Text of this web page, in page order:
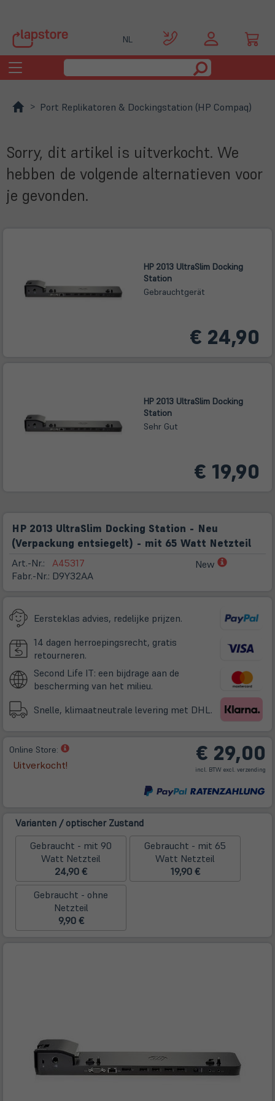
NL
Toggle
navigation
Port Replikatoren & Dockingstation (HP Compaq)
Sorry, dit artikel is uitverkocht. We
hebben de volgende alternatieven voor
je gevonden.
HP 2013 UltraSlim Docking
Station
Gebrauchtgerät
€ 24,90
HP 2013 UltraSlim Docking
Station
Sehr Gut
€ 19,90
HP 2013 UltraSlim Docking Station - Neu
(Verpackung entsiegelt) - mit 65 Watt Netzteil
Art.-Nr.:
Fabr.-Nr.:
A45317
D9Y32AA
New
(öffnet
Eersteklas advies, redelijke prijzen.
14 dagen herroepingsrecht, gratis
retourneren.
Second Life IT: een bijdrage aan de
bescherming van het milieu.
Snelle, klimaatneutrale levering met DHL.
Online Store:
(öffnet
Uitverkocht! € 29,00
incl. BTW excl. verzending
Varianten / optischer Zustand
Gebraucht - mit 90
Watt Netzteil
24,90 €
Gebraucht - mit 65
Watt Netzteil
19,90 €
Gebraucht - ohne
Netzteil
9,90 €